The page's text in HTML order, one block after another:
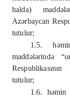
halda)
Azərbaycan
tutulur;
1.5.
maddələrində
tutulur;
1.6. həmin